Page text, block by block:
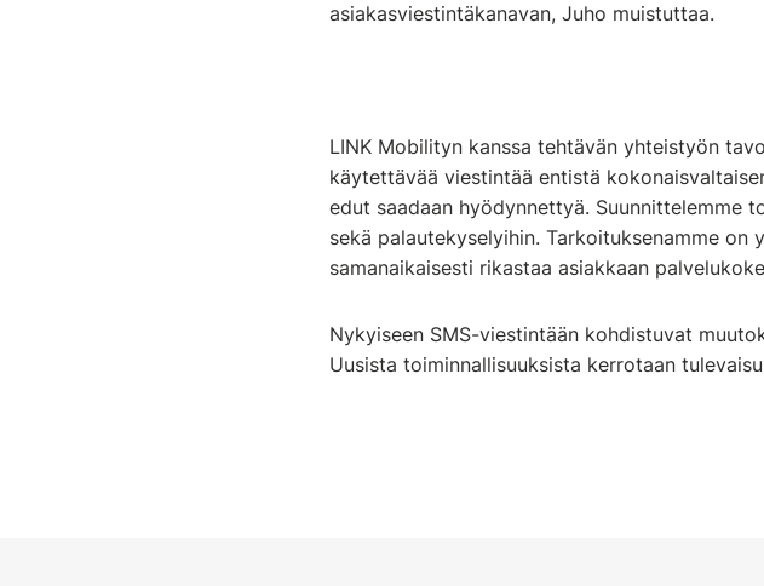
asiakasviestintäkanavan, Juho muistuttaa.
LINK Mobilityn kanssa tehtävän yhteistyön
käytettävää viestintää entistä
edut saadaan hyödynnettyä. Suunnittelemme
sekä palautekyselyihin. Tarkoituksenamme on
samanaikaisesti rikastaa asiakkaan
Nykyiseen SMS-viestintään kohdistuvat
Uusista toiminnallisuuksista kerrotaan